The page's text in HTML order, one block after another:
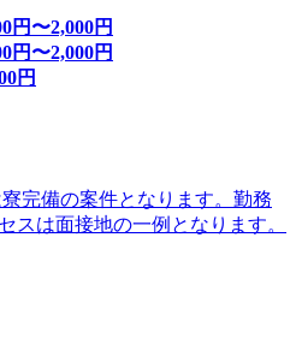
円〜2,000円
円〜2,000円
円
完備の案件となります。勤務
スは面接地の一例となります。